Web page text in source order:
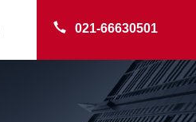
021-66630501